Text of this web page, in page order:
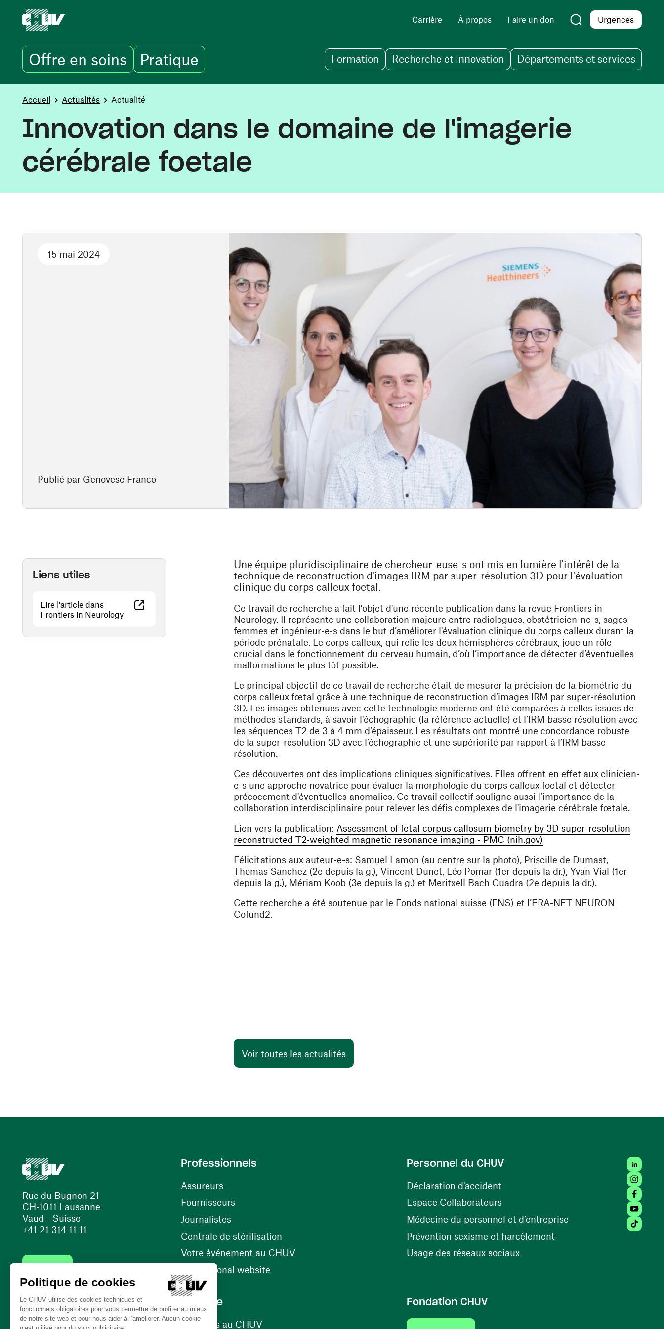
Carrière À propos Faire un don Urgences
Offre en soins Pratique Formation Recherche et innovation Départements et services
You are here:
Accueil Actualités Actualité
Innovation dans le domaine de l'imagerie
cérébrale foetale
Publié par Genovese Franco
15 mai 2024
Liens utiles
Lire l'article dans
Frontiers in Neurology(ouvre une nouvelle fenêtre)
Une équipe pluridisciplinaire de chercheur-euse-s ont mis en lumière l'intérêt de la
technique de reconstruction d'images IRM par super-résolution 3D pour l'évaluation
clinique du corps calleux foetal.
Ce travail de recherche a fait l'objet d'une récente publication dans la revue Frontiers in
Neurology. Il représente une collaboration majeure entre radiologues, obstétricien-ne-s, sages-
femmes et ingénieur-e-s dans le but d’améliorer l'évaluation clinique du corps calleux durant la
période prénatale. Le corps calleux, qui relie les deux hémisphères cérébraux, joue un rôle
crucial dans le fonctionnement du cerveau humain, d’où l’importance de détecter d’éventuelles
malformations le plus tôt possible.
Le principal objectif de ce travail de recherche était de mesurer la précision de la biométrie du
corps calleux fœtal grâce à une technique de reconstruction d’images IRM par super-résolution
3D. Les images obtenues avec cette technologie moderne ont été comparées à celles issues de
méthodes standards, à savoir l'échographie (la référence actuelle) et l’IRM basse résolution avec
les séquences T2 de 3 à 4 mm d’épaisseur. Les résultats ont montré une concordance robuste
de la super-résolution 3D avec l’échographie et une supériorité par rapport à l’IRM basse
résolution.
Ces découvertes ont des implications cliniques significatives. Elles offrent en effet aux clinicien-
e-s une approche novatrice pour évaluer la morphologie du corps calleux foetal et détecter
précocement d'éventuelles anomalies. Ce travail collectif souligne aussi l’importance de la
collaboration interdisciplinaire pour relever les défis complexes de l'imagerie cérébrale fœtale.
Lien vers la publication: Assessment of fetal corpus callosum biometry by 3D super-resolution
reconstructed T2-weighted magnetic resonance imaging - PMC (nih.gov)
Félicitations aux auteur-e-s: Samuel Lamon (au centre sur la photo), Priscille de Dumast,
Thomas Sanchez (2e depuis la g.), Vincent Dunet, Léo Pomar (1er depuis la dr.), Yvan Vial (1er
depuis la g.), Mériam Koob (3e depuis la g.) et Meritxell Bach Cuadra (2e depuis la dr.).
Cette recherche a été soutenue par le Fonds national suisse (FNS) et l’ERA-NET NEURON
Cofund2.
Voir toutes les actualités
Rue du Bugnon 21
CH-1011 Lausanne
Vaud - Suisse
+41 21 314 11 11
Professionnels
Assureurs
Fournisseurs(ouvre une nouvelle fenêtre)
Journalistes
Centrale de stérilisation
Votre événement au CHUV(ouvre une nouvelle fenêtre)
International website
Personnel du CHUV
Déclaration d'accident(ouvre une nouvelle fenêtre)
Espace Collaborateurs(ouvre une nouvelle fenêtre)
Médecine du personnel et d’entreprise(ouvre une nouvelle
Prévention sexisme et harcèlement(ouvre une nouvelle
Usage des réseaux sociaux(ouvre une nouvelle fenêtre)
Carrière
Carrières au CHUV(ouvre une nouvelle fenêtre)
Fondation CHUV
Tiktok